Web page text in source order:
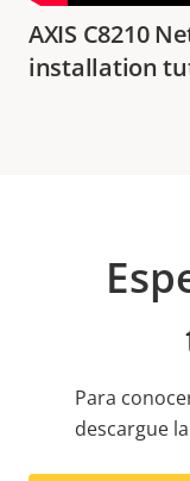
AXIS C8210
installation
Para
descargue